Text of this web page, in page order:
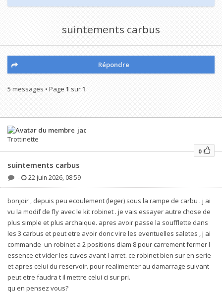
suintements carbus
Répondre
5 messages • Page 1 sur1
jac
Trottinette
suintements carbus
- 22 juin 2026, 08:59
bonjoir , depuis peu ecoulement (leger) sous la rampe de carbu . j ai
vu la modif de fly avec le kit robinet . je vais essayer autre chose de
plus simple et plus archaique. apres avoir passe la soufflette dans
les 3 carbus et peut etre avoir donc vire les eventuelles saletes , j ai
commande un robinet a 2 positions diam 8 pour carrement fermer l
essence et vider les cuves avant l arret. ce robinet bien sur en serie
et apres celui du reservoir. pour realimenter au damarrage suivant
peut etre faudra t il mettre celui ci sur pri.
qu en pensez vous?
0